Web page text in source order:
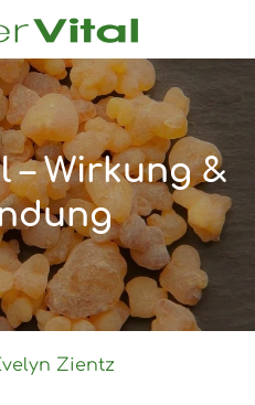
– Wirkung &
Zientz